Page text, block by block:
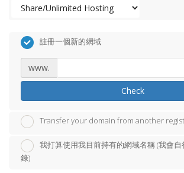
註冊一個新的網域
www.
Check
Transfer your domain from another
我打算使用我目前持有的網域名稱 (我會自
錄)